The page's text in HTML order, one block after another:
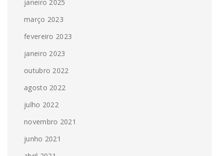
janeiro 2025
março 2023
fevereiro 2023
janeiro 2023
outubro 2022
agosto 2022
julho 2022
novembro 2021
junho 2021